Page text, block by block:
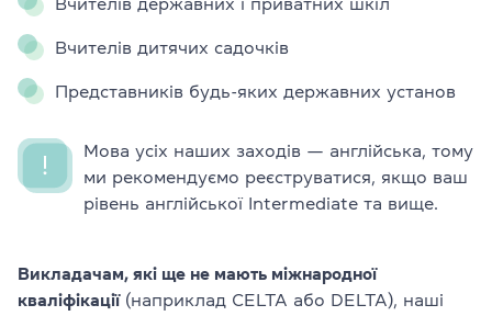
Вчителів державних і приватних шкіл
Вчителів дитячих садочків
Представників будь-яких державних установ
Мова усіх наших заходів — англійська, тому
ми рекомендуємо реєструватися, якщо ваш
рівень англійської Intermediate та вище.
Викладачам, які ще не мають міжнародної
кваліфікації(наприклад CELTA або DELTA), наші